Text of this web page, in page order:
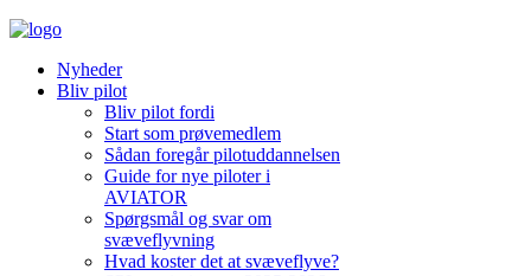
Nyheder
Bliv pilot
Bliv pilot fordi
Start som prøvemedlem
Sådan foregår pilotuddannelsen
Guide for nye piloter i
AVIATOR
Spørgsmål og svar om
svæveflyvning
Hvad koster det at svæveflyve?